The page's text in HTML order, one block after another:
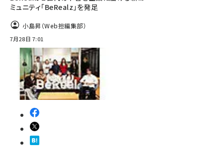
ミュニティ「BeRealz」を発足
小島昇（Web担編集部）
7月28日 7:01